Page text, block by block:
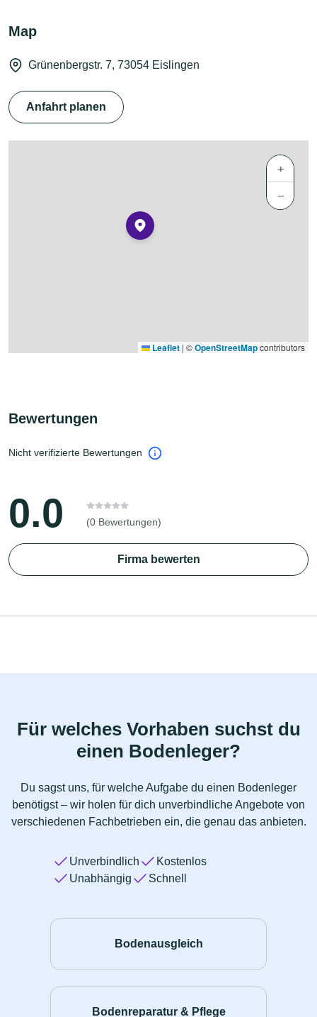
Map
Grünenbergstr. 7, 73054 Eislingen
Anfahrt planen
+
−
Leaflet | ©OpenStreetMapcontributors
Bewertungen
Nicht verifizierte Bewertungen
0.0 (0 Bewertungen)
Firma bewerten
Für welches Vorhaben suchst du
einen Bodenleger?
Du sagst uns, für welche Aufgabe du einen Bodenleger
benötigst – wir holen für dich unverbindliche Angebote von
verschiedenen Fachbetrieben ein, die genau das anbieten.
Unverbindlich
Kostenlos
Unabhängig
Schnell
Bodenausgleich
Bodenreparatur & Pflege